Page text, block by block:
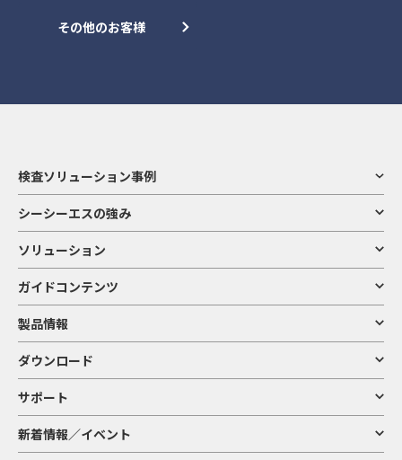
その他のお客様
検査ソリューション事例
シーシーエスの強み
ソリューション
ガイドコンテンツ
製品情報
ダウンロード
サポート
新着情報／イベント